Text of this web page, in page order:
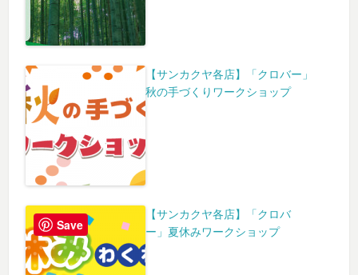
【サンカクヤ各店】「クロバー」
秋の手づくりワークショップ
【サンカクヤ各店】「クロバ
ー」夏休みワークショップ
Save